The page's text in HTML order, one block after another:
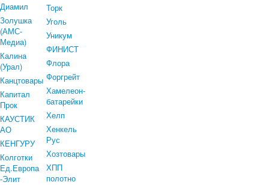
Диамил
Золушка
(АМС-
Медиа)
Калина
(Урал)
Канцтовары
Капитал
Прок
КАУСТИК
АО
КЕНГУРУ
Колготки
Ед.Европа
-Элит
Торк
Уголь
Уникум
ФИНИСТ
Флора
Форгрейт
Хамелеон-
батарейки
Хелп
Хенкель
Рус
Хозтовары
ХПП
полотно